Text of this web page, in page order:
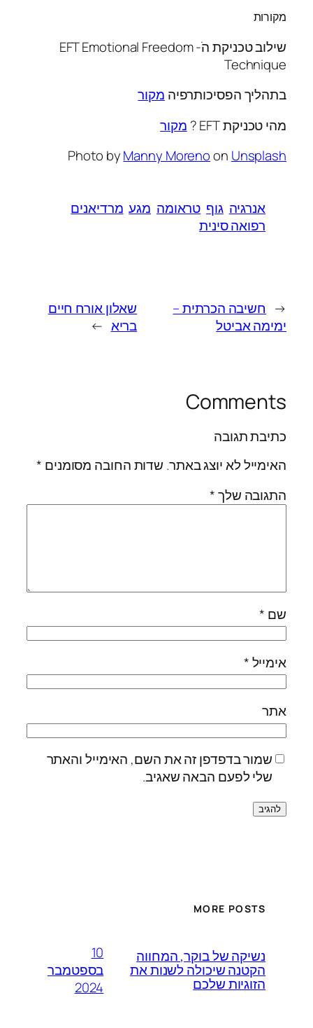
מקורות
שילוב טכניקת הֹ- EFT Emotional Freedom
Technique
בתהליך הפסיכותרפיה מקור
מהי טכניקת EFT ?
מקור
Photo byManny Morenoon Unsplash
אנרגיה גוף טראומה מגע מרדיאנים
רפואה סינית
← חשיבה הכרתית –
ימימה אביטל
שאלון אורח חיים
בריא →
Comments
כתיבת תגובה
האימייל לא יוצג באתר. שדות החובה מסומנים *
התגובה שלך*
שם *
אימייל*
אתר
שמור בדפדפן זה את השם, האימייל והאתר
שלי לפעם הבאה שאגיב.
MORE POSTS
נשיקה של בוקר, המחווה
הקטנה שיכולה לשנות את
הזוגיות שלכם
10
בספטמבר
2024